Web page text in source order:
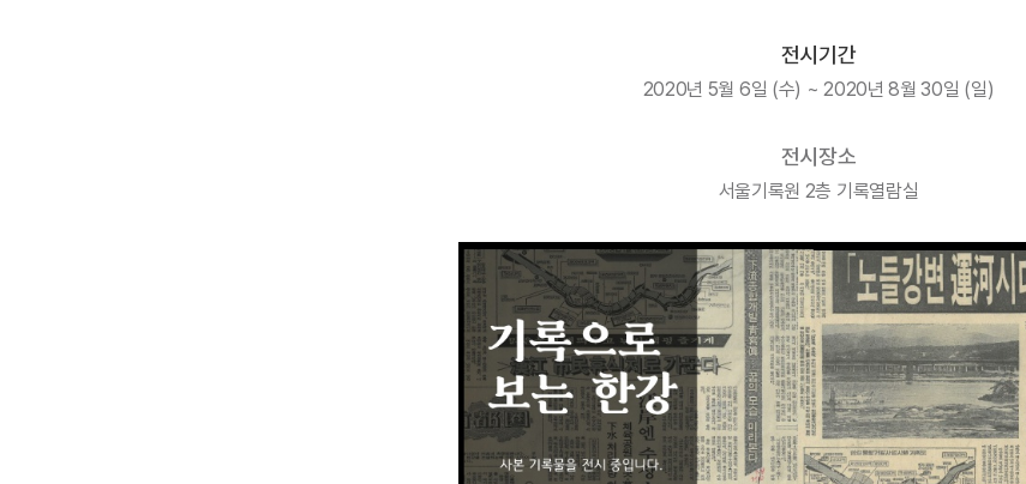
전시기간
2020년 5월 6일 (수) ~ 2020년 8월 30일 (일)
전시장소
서울기록원 2층 기록열람실